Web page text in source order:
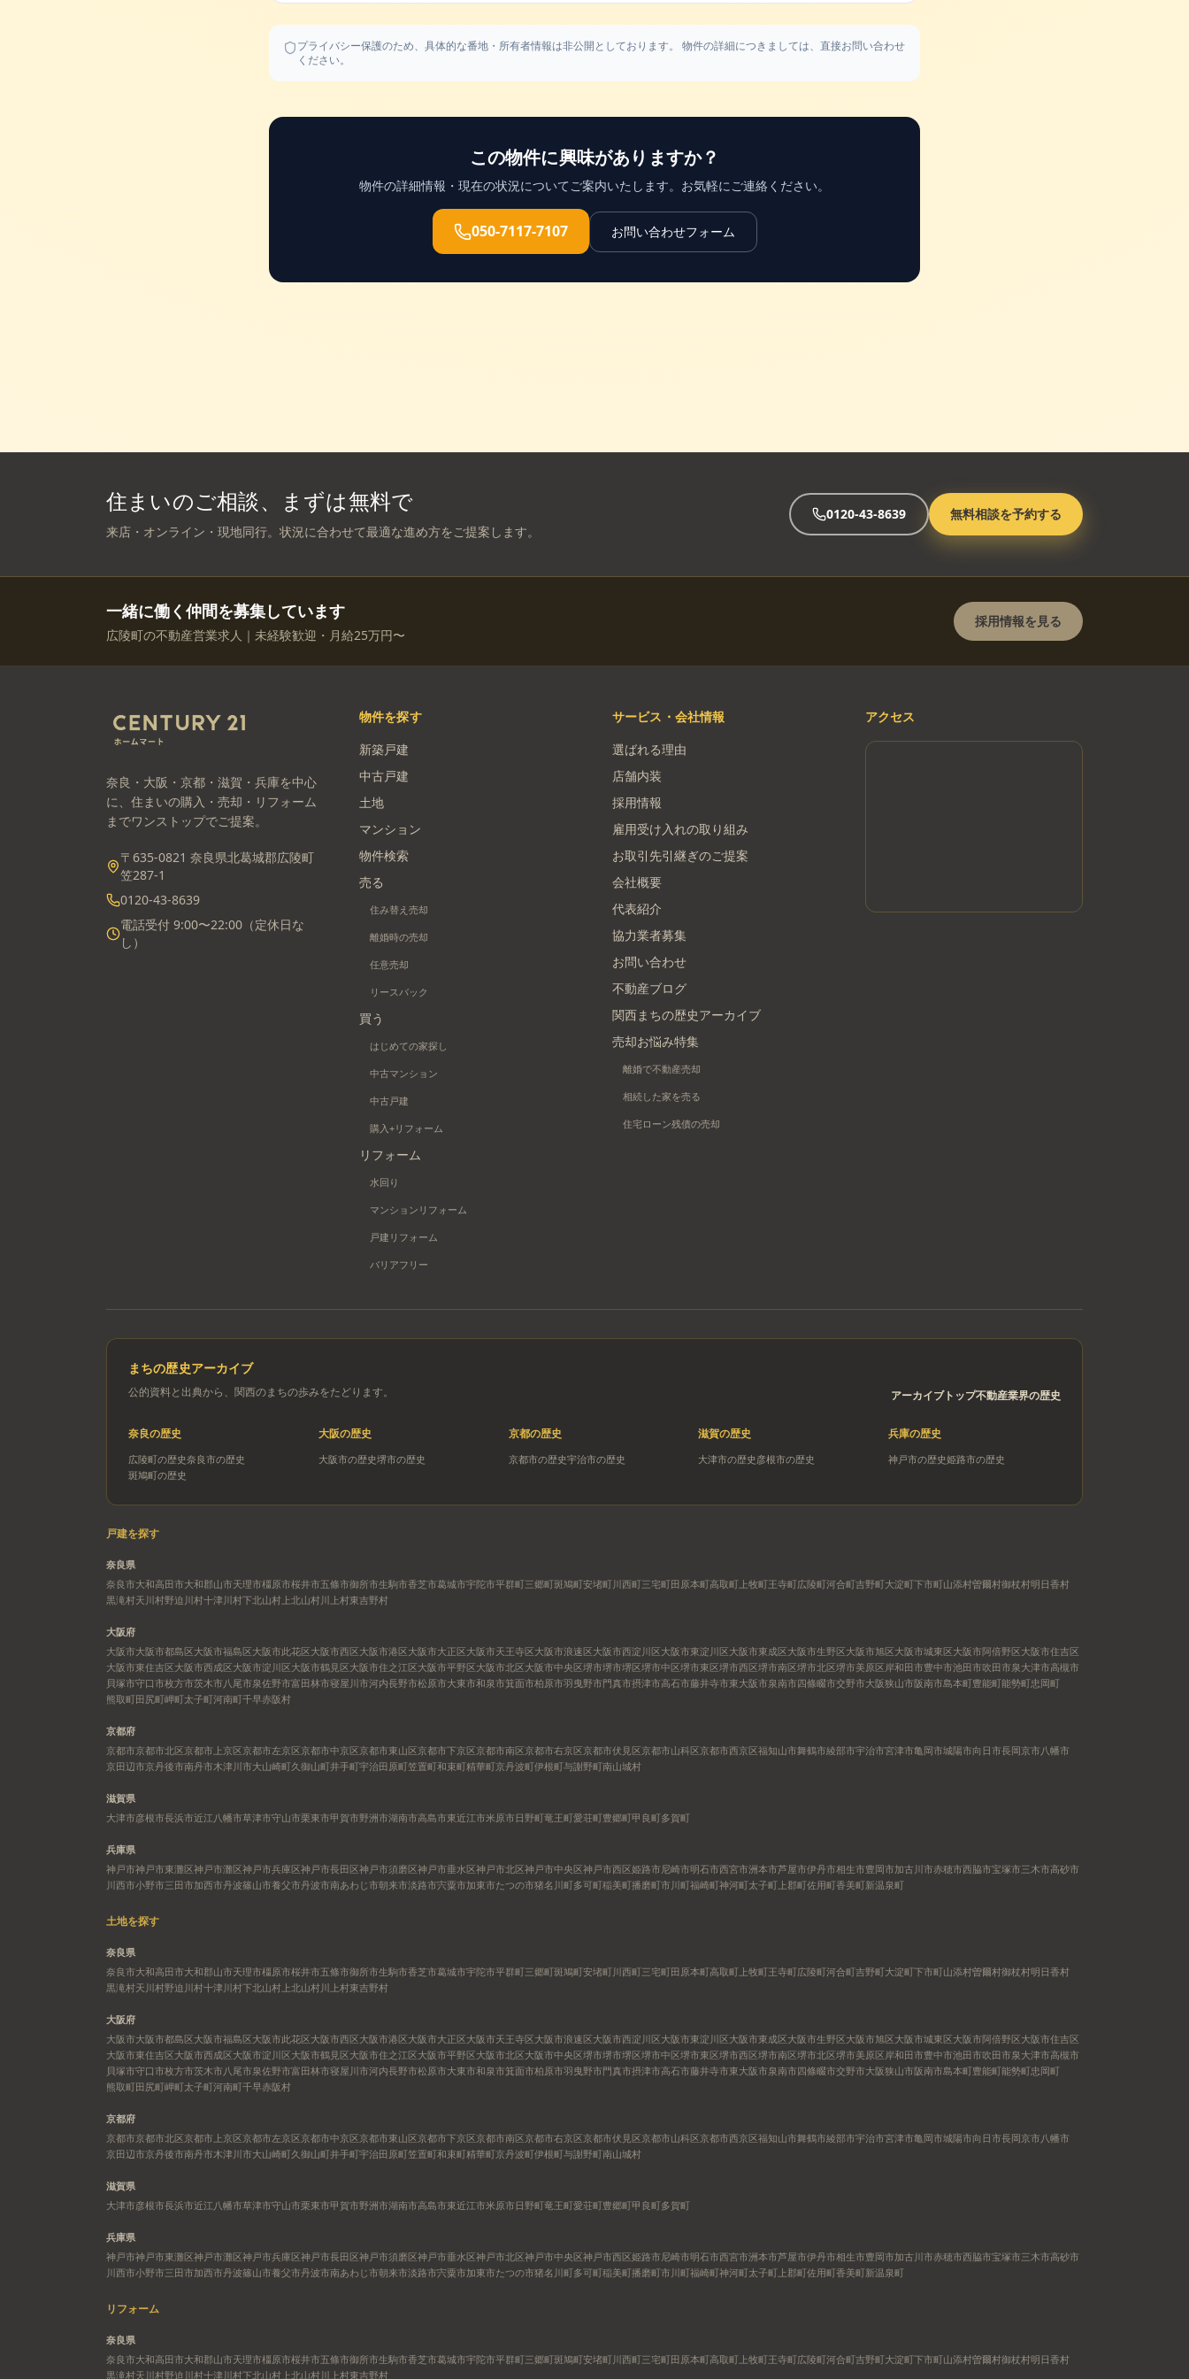
プライバシー保護のため、具体的な番地・所有者情報は非公開としております。 物件の詳細につきましては、直接お問い合わせ
ください。
この物件に興味がありますか？
物件の詳細情報・現在の状況についてご案内いたします。お気軽にご連絡ください。
050-7117-7107 お問い合わせフォーム
住まいのご相談、まずは無料で
来店・オンライン・現地同行。状況に合わせて最適な進め方をご提案します。
0120-43-8639 無料相談を予約する
一緒に働く仲間を募集しています
広陵町の不動産営業求人｜未経験歓迎・月給25万円〜
採用情報を見る
奈良・大阪・京都・滋賀・兵庫を中心
に、住まいの購入・売却・リフォーム
までワンストップでご提案。
〒635-0821 奈良県北葛城郡広陵町
笠287-1
0120-43-8639
電話受付 9:00〜22:00（定休日な
し）
物件を探す
新築戸建
中古戸建
土地
マンション
物件検索
売る
住み替え売却
離婚時の売却
任意売却
リースバック
買う
はじめての家探し
中古マンション
中古戸建
購入+リフォーム
リフォーム
水回り
マンションリフォーム
戸建リフォーム
バリアフリー
サービス・会社情報
選ばれる理由
店舗内装
採用情報
雇用受け入れの取り組み
お取引先引継ぎのご提案
会社概要
代表紹介
協力業者募集
お問い合わせ
不動産ブログ
関西まちの歴史アーカイブ
売却お悩み特集
離婚で不動産売却
相続した家を売る
住宅ローン残債の売却
アクセス
まちの歴史アーカイブ
公的資料と出典から、関西のまちの歩みをたどります。 アーカイブトップ不動産業界の歴史
奈良の歴史
広陵町の歴史奈良市の歴史
斑鳩町の歴史
大阪の歴史
大阪市の歴史堺市の歴史
京都の歴史
京都市の歴史宇治市の歴史
滋賀の歴史
大津市の歴史 彦根市の歴史
兵庫の歴史
神戸市の歴史姫路市の歴史
戸建を探す
奈良県
奈良市大和高田市大和郡山市天理市橿原市桜井市五條市御所市生駒市香芝市葛城市宇陀市平群町三郷町斑鳩町安堵町川西町三宅町田原本町高取町 上牧町王寺町広陵町河合町吉野町大淀町下市町山添村曽爾村御杖村明日香村
黒滝村天川村野迫川村十津川村下北山村 上北山村川上村東吉野村
大阪府
大阪市大阪市都島区大阪市福島区大阪市此花区大阪市西区大阪市港区大阪市大正区大阪市天王寺区大阪市浪速区大阪市西淀川区大阪市東淀川区大阪市東成区大阪市生野区大阪市旭区大阪市城東区大阪市阿倍野区大阪市住吉区
大阪市東住吉区大阪市西成区大阪市淀川区大阪市鶴見区大阪市住之江区大阪市平野区大阪市北区大阪市中央区堺市堺市堺区堺市中区堺市東区堺市西区堺市南区堺市北区堺市美原区岸和田市豊中市池田市吹田市泉大津市高槻市
貝塚市守口市枚方市茨木市八尾市泉佐野市富田林市寝屋川市河内長野市松原市大東市和泉市箕面市柏原市羽曳野市門真市摂津市高石市藤井寺市東大阪市泉南市四條畷市交野市大阪狭山市阪南市島本町豊能町能勢町忠岡町
熊取町田尻町岬町太子町河南町千早赤阪村
京都府
京都市京都市北区京都市上京区京都市左京区京都市中京区京都市東山区京都市下京区京都市南区京都市右京区京都市伏見区京都市山科区京都市西京区福知山市舞鶴市綾部市宇治市宮津市亀岡市城陽市向日市長岡京市八幡市
京田辺市京丹後市南丹市木津川市大山崎町久御山町井手町宇治田原町笠置町和束町精華町京丹波町伊根町与謝野町南山城村
滋賀県
大津市彦根市長浜市近江八幡市草津市守山市栗東市甲賀市野洲市湖南市高島市東近江市米原市日野町竜王町愛荘町豊郷町甲良町多賀町
兵庫県
神戸市神戸市東灘区神戸市灘区神戸市兵庫区神戸市長田区神戸市須磨区神戸市垂水区神戸市北区神戸市中央区神戸市西区姫路市尼崎市明石市西宮市洲本市芦屋市伊丹市相生市豊岡市加古川市赤穂市西脇市宝塚市三木市高砂市
川西市小野市三田市加西市丹波篠山市養父市丹波市南あわじ市朝来市淡路市宍粟市加東市たつの市猪名川町多可町稲美町播磨町市川町福崎町神河町太子町 上郡町佐用町香美町新温泉町
土地を探す
奈良県
奈良市大和高田市大和郡山市天理市橿原市桜井市五條市御所市生駒市香芝市葛城市宇陀市平群町三郷町斑鳩町安堵町川西町三宅町田原本町高取町 上牧町王寺町広陵町河合町吉野町大淀町下市町山添村曽爾村御杖村明日香村
黒滝村天川村野迫川村十津川村下北山村 上北山村川上村東吉野村
大阪府
大阪市大阪市都島区大阪市福島区大阪市此花区大阪市西区大阪市港区大阪市大正区大阪市天王寺区大阪市浪速区大阪市西淀川区大阪市東淀川区大阪市東成区大阪市生野区大阪市旭区大阪市城東区大阪市阿倍野区大阪市住吉区
大阪市東住吉区大阪市西成区大阪市淀川区大阪市鶴見区大阪市住之江区大阪市平野区大阪市北区大阪市中央区堺市堺市堺区堺市中区堺市東区堺市西区堺市南区堺市北区堺市美原区岸和田市豊中市池田市吹田市泉大津市高槻市
貝塚市守口市枚方市茨木市八尾市泉佐野市富田林市寝屋川市河内長野市松原市大東市和泉市箕面市柏原市羽曳野市門真市摂津市高石市藤井寺市東大阪市泉南市四條畷市交野市大阪狭山市阪南市島本町豊能町能勢町忠岡町
熊取町田尻町岬町太子町河南町千早赤阪村
京都府
京都市京都市北区京都市上京区京都市左京区京都市中京区京都市東山区京都市下京区京都市南区京都市右京区京都市伏見区京都市山科区京都市西京区福知山市舞鶴市綾部市宇治市宮津市亀岡市城陽市向日市長岡京市八幡市
京田辺市京丹後市南丹市木津川市大山崎町久御山町井手町宇治田原町笠置町和束町精華町京丹波町伊根町与謝野町南山城村
滋賀県
大津市彦根市長浜市近江八幡市草津市守山市栗東市甲賀市野洲市湖南市高島市東近江市米原市日野町竜王町愛荘町豊郷町甲良町多賀町
兵庫県
神戸市神戸市東灘区神戸市灘区神戸市兵庫区神戸市長田区神戸市須磨区神戸市垂水区神戸市北区神戸市中央区神戸市西区姫路市尼崎市明石市西宮市洲本市芦屋市伊丹市相生市豊岡市加古川市赤穂市西脇市宝塚市三木市高砂市
川西市小野市三田市加西市丹波篠山市養父市丹波市南あわじ市朝来市淡路市宍粟市加東市たつの市猪名川町多可町稲美町播磨町市川町福崎町神河町太子町 上郡町佐用町香美町新温泉町
リフォーム
奈良県
奈良市大和高田市大和郡山市天理市橿原市桜井市五條市御所市生駒市香芝市葛城市宇陀市平群町三郷町斑鳩町安堵町川西町三宅町田原本町高取町 上牧町王寺町広陵町河合町吉野町大淀町下市町山添村曽爾村御杖村明日香村
黒滝村天川村野迫川村十津川村下北山村 上北山村川上村東吉野村